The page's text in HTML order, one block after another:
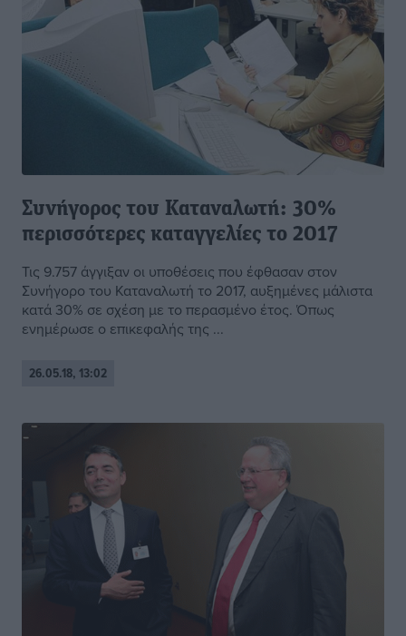
Συνήγορος του Καταναλωτή: 30%
περισσότερες καταγγελίες το 2017
Τις 9.757 άγγιξαν οι υποθέσεις που έφθασαν στον
Συνήγορο του Καταναλωτή το 2017, αυξημένες μάλιστα
κατά 30% σε σχέση με το περασμένο έτος. Όπως
ενημέρωσε ο επικεφαλής της ...
26.05.18, 13:02